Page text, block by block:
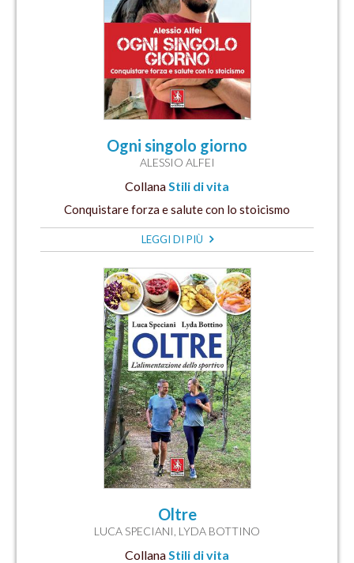
Ogni singolo giorno
ALESSIO ALFEI
Collana Stili di vita
Conquistare forza e salute con lo stoicismo
LEGGI DI PIÙ
Oltre
LUCA SPECIANI LYDA BOTTINO
Collana Stili di vita